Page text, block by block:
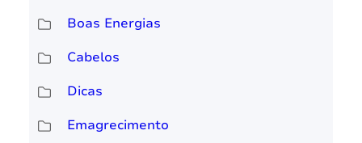
Boas Energias
Cabelos
Dicas
Emagrecimento